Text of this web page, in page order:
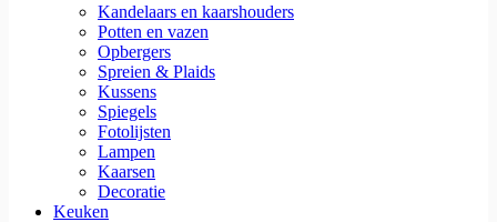
Kandelaars en kaarshouders
Potten en vazen
Opbergers
Spreien & Plaids
Kussens
Spiegels
Fotolijsten
Lampen
Kaarsen
Decoratie
Keuken